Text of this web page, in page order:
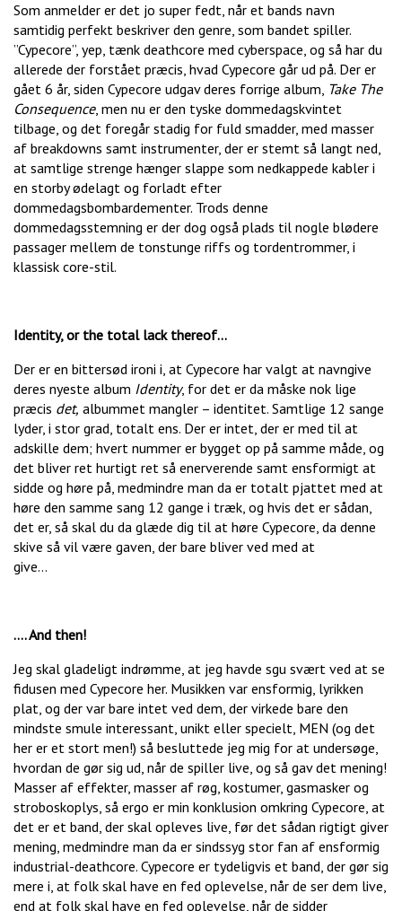
Som anmelder er det jo super fedt, når et bands navn
samtidig perfekt beskriver den genre, som bandet spiller.
”Cypecore”, yep, tænk deathcore med cyberspace, og så har du
allerede der forstået præcis, hvad Cypecore går ud på. Der er
gået 6 år, siden Cypecore udgav deres forrige album, Take The
Consequence, men nu er den tyske dommedagskvintet
tilbage, og det foregår stadig for fuld smadder, med masser
af breakdowns samt instrumenter, der er stemt så langt ned,
at samtlige strenge hænger slappe som nedkappede kabler i
en storby ødelagt og forladt efter
dommedagsbombardementer. Trods denne
dommedagsstemning er der dog også plads til nogle blødere
passager mellem de tonstunge riffs og tordentrommer, i
klassisk core-stil.
Identity, or the total lack thereof…
Der er en bittersød ironi i, at Cypecore har valgt at navngive
deres nyeste album Identity, for det er da måske nok lige
præcis det, albummet mangler – identitet. Samtlige 12 sange
lyder, i stor grad, totalt ens. Der er intet, der er med til at
adskille dem; hvert nummer er bygget op på samme måde, og
det bliver ret hurtigt ret så enerverende samt ensformigt at
sidde og høre på, medmindre man da er totalt pjattet med at
høre den samme sang 12 gange i træk, og hvis det er sådan,
det er, så skal du da glæde dig til at høre Cypecore, da denne
skive så vil være gaven, der bare bliver ved med at
give…
…. And then!
Jeg skal gladeligt indrømme, at jeg havde sgu svært ved at se
fidusen med Cypecore her. Musikken var ensformig, lyrikken
plat, og der var bare intet ved dem, der virkede bare den
mindste smule interessant, unikt eller specielt, MEN (og det
her er et stort men!) så besluttede jeg mig for at undersøge,
hvordan de gør sig ud, når de spiller live, og så gav det mening!
Masser af effekter, masser af røg, kostumer, gasmasker og
stroboskoplys, så ergo er min konklusion omkring Cypecore, at
det er et band, der skal opleves live, før det sådan rigtigt giver
mening, medmindre man da er sindssyg stor fan af ensformig
industrial-deathcore. Cypecore er tydeligvis et band, der gør sig
mere i, at folk skal have en fed oplevelse, når de ser dem live,
end at folk skal have en fed oplevelse, når de sidder